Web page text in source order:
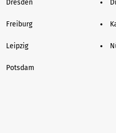
Dresden
Freiburg
Leipzig
Potsdam